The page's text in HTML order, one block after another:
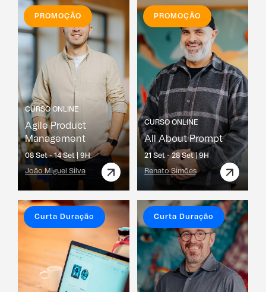
CURSO ONLINE
Agile Product
Management
08 Set - 14 Set | 9H
João Miguel Silva
PROMOÇÃO
CURSO ONLINE
All About Prompt
21 Set - 28 Set |9H
Renato Simões
PROMOÇÃO
Curta Duração Curta Duração